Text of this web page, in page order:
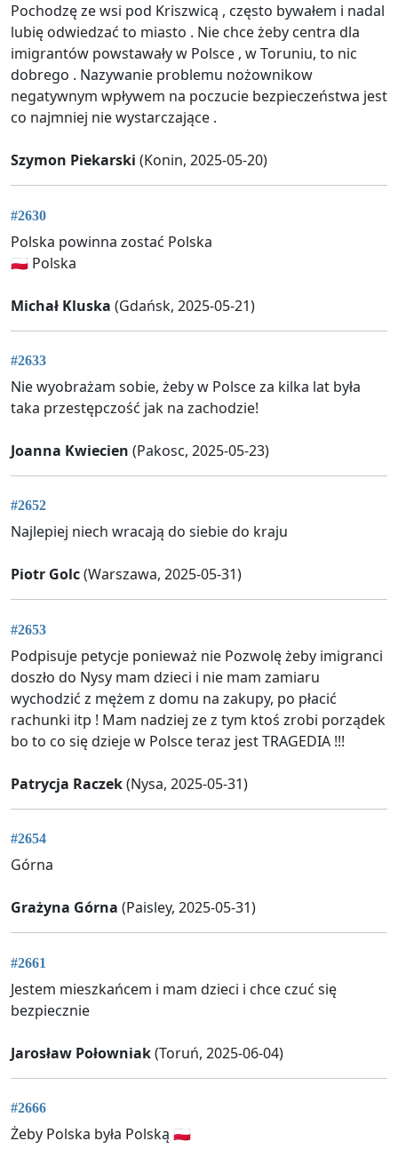
Pochodzę ze wsi pod Kriszwicą , często bywałem i nadal
lubię odwiedzać to miasto . Nie chce żeby centra dla
imigrantów powstawały w Polsce , w Toruniu, to nic
dobrego . Nazywanie problemu nożownikow
negatywnym wpływem na poczucie bezpieczeństwa jest
co najmniej nie wystarczające .
Szymon Piekarski (Konin, 2025-05-20)
#2630
Polska powinna zostać Polska
🇵🇱 Polska
Michał Kluska (Gdańsk, 2025-05-21)
#2633
Nie wyobrażam sobie, żeby w Polsce za kilka lat była
taka przestępczość jak na zachodzie!
Joanna Kwiecien (Pakosc, 2025-05-23)
#2652
Najlepiej niech wracają do siebie do kraju
Piotr Golc(Warszawa, 2025-05-31)
#2653
Podpisuje petycje ponieważ nie Pozwolę żeby imigranci
doszło do Nysy mam dzieci i nie mam zamiaru
wychodzić z mężem z domu na zakupy, po płacić
rachunki itp ! Mam nadziej ze z tym ktoś zrobi porządek
bo to co się dzieje w Polsce teraz jest TRAGEDIA !!!
Patrycja Raczek(Nysa, 2025-05-31)
#2654
Górna
Grażyna Górna (Paisley, 2025-05-31)
#2661
Jestem mieszkańcem i mam dzieci i chce czuć się
bezpiecznie
Jarosław Połowniak(Toruń, 2025-06-04)
#2666
Żeby Polska była Polską 🇵🇱